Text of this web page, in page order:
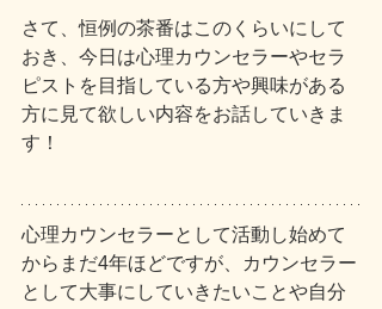
さて、恒例の茶番はこのくらいにして
おき、今日は心理カウンセラーやセラ
ピストを目指している方や興味がある
方に見て欲しい内容をお話していきま
す！
心理カウンセラーとして活動し始めて
からまだ4年ほどですが、カウンセラー
として大事にしていきたいことや自分